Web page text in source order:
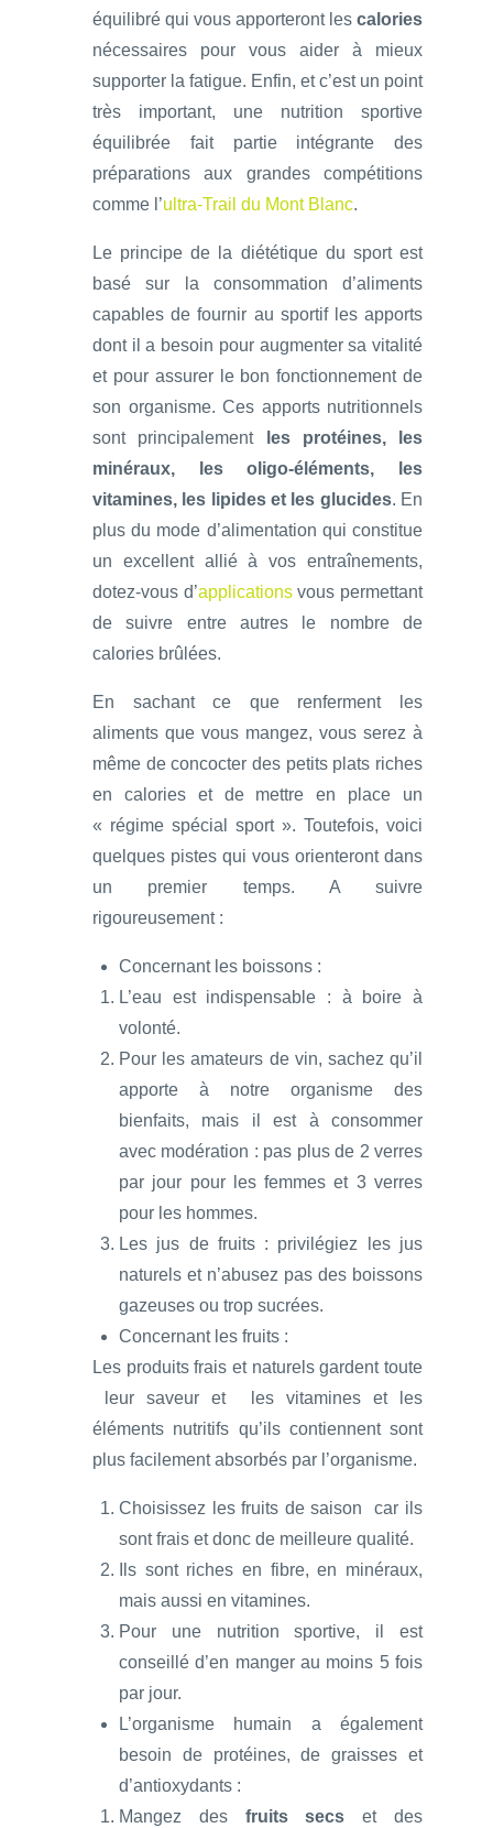
équilibré qui vous apporteront les calories
nécessaires pour vous aider à mieux
supporter la fatigue. Enfin, et c’est un point
très important, une nutrition sportive
équilibrée fait partie intégrante des
préparations aux grandes compétitions
comme l’ultra-Trail du Mont Blanc.
Le principe de la diététique du sport est
basé sur la consommation d’aliments
capables de fournir au sportif les apports
dont il a besoin pour augmenter sa vitalité
et pour assurer le bon fonctionnement de
son organisme. Ces apports nutritionnels
sont principalement
les protéines, les
minéraux, les oligo-éléments, les
vitamines, les lipides et les glucides. En
plus du mode d’alimentation qui constitue
un excellent allié à vos entraînements,
dotez-vous d’applicationsvous permettant
de suivre entre autres le nombre de
calories brûlées.
En sachant ce que renferment les
aliments que vous mangez, vous serez à
même de concocter des petits plats riches
en calories et de mettre en place un
« régime spécial sport ». Toutefois, voici
quelques pistes qui vous orienteront dans
un premier temps. A suivre
rigoureusement :
Concernant les boissons :
L’eau est indispensable : à boire à
volonté.
Pour les amateurs de vin, sachez qu’il
apporte à notre organisme des
bienfaits, mais il est à consommer
avec modération : pas plus de 2 verres
par jour pour les femmes et 3 verres
pour les hommes.
Les jus de fruits : privilégiez les jus
naturels et n’abusez pas des boissons
gazeuses ou trop sucrées.
Concernant les fruits :
Les produits frais et naturels gardent toute
leur saveur et les vitamines et les
éléments nutritifs qu’ils contiennent sont
plus facilement absorbés par l’organisme.
Choisissez les fruits de saison car ils
sont frais et donc de meilleure qualité.
Ils sont riches en fibre, en minéraux,
mais aussi en vitamines.
Pour une nutrition sportive, il est
conseillé d’en manger au moins 5 fois
par jour.
L’organisme humain a également
besoin de protéines, de graisses et
d’antioxydants :
Mangez des fruits secs et des